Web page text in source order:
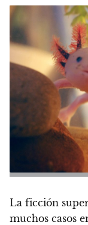
La ficción
muchos casos